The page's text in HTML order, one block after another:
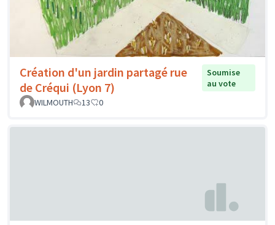
Création d'un jardin partagé rue
de Créqui (Lyon 7)
Soumise
au vote
WILMOUTH
13 0